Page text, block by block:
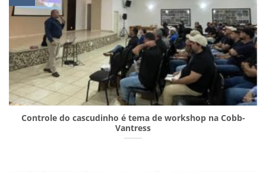
Controle do cascudinho é tema de workshop na Cobb-
Vantress